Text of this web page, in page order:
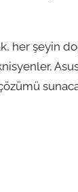
her şeyin